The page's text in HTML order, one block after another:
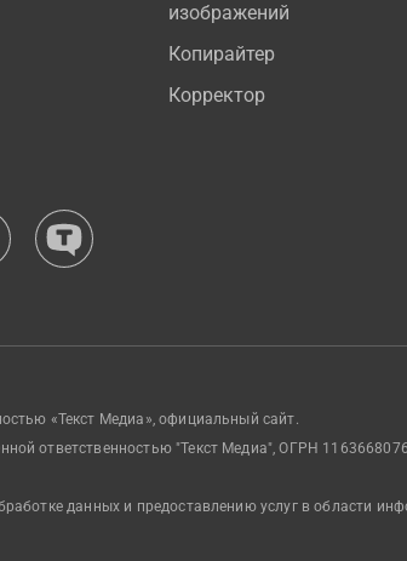
изображений
Копирайтер
Корректор
«Текст Медиа», официальный сайт.
ответственностью "Текст Медиа", ОГРН
данных и предоставлению услуг в области